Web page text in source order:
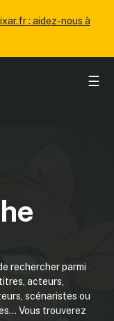
: aidez-nous à
☰
rechercher parmi
acteurs,
scénaristes ou
Vous trouverez